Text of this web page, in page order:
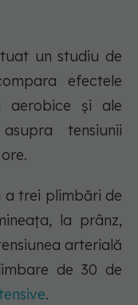
un studiu de
efectele
aerobice și ale
tensiunii
trei plimbări de
la prânz,
arterială
de 30 de
.